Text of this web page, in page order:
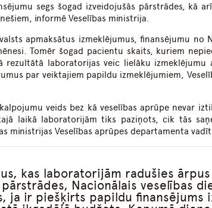
segs šogad izveidojušās pārstrādes, kā
informē Veselības ministrija.
apmaksātus izmeklējumus, finansējumu no
Tomēr šogad pacientu skaits, kuriem
rezultātā laboratorijas veic lielāku
par veiktajiem papildu izmeklējumiem,
veids bez kā veselības aprūpe nevar
laikā laboratorijām tiks paziņots, cik tās
ministrijas Veselības aprūpes departamenta
kas laboratorijām radušies
Nacionālais veselības
ja ir piešķirts papildu finansējums